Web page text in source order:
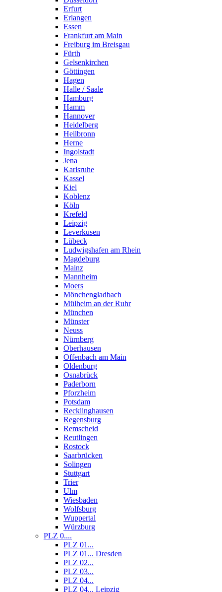
Erfurt
Erlangen
Essen
Frankfurt am Main
Freiburg im Breisgau
Fürth
Gelsenkirchen
Göttingen
Hagen
Halle / Saale
Hamburg
Hamm
Hannover
Heidelberg
Heilbronn
Herne
Ingolstadt
Jena
Karlsruhe
Kassel
Kiel
Koblenz
Köln
Krefeld
Leipzig
Leverkusen
Lübeck
Ludwigshafen am Rhein
Magdeburg
Mainz
Mannheim
Moers
Mönchengladbach
Mülheim an der Ruhr
München
Münster
Neuss
Nürnberg
Oberhausen
Offenbach am Main
Oldenburg
Osnabrück
Paderborn
Pforzheim
Potsdam
Recklinghausen
Regensburg
Remscheid
Reutlingen
Rostock
Saarbrücken
Solingen
Stuttgart
Trier
Ulm
Wiesbaden
Wolfsburg
Wuppertal
Würzburg
PLZ 0....
PLZ 01...
PLZ 01... Dresden
PLZ 02...
PLZ 03...
PLZ 04...
PLZ 04... Leipzig